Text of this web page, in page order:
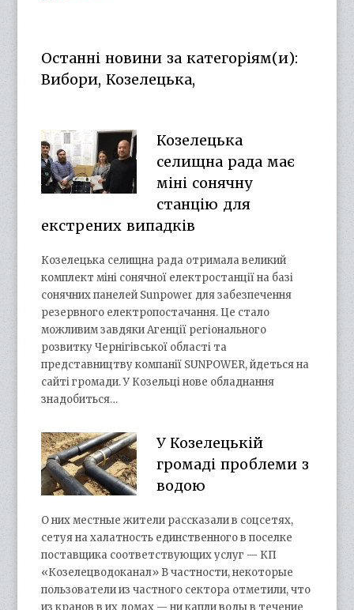
YouTube
Останні новини за категоріям(и):
Вибори, Козелецька,
Козелецька
селищна рада має
міні сонячну
станцію для
екстрених випадків
Козелецька селищна рада отримала великий
комплект міні сонячної електростанції на базі
сонячних панелей Sunpower для забезпечення
резервного електропостачання. Це стало
можливим завдяки Агенції регіонального
розвитку Чернігівської області та
представництву компанії SUNPOWER, йдеться на
сайті громади. У Козельці нове обладнання
знадобиться…
У Козелецькій
громаді проблеми з
водою
О них местные жители рассказали в соцсетях,
сетуя на халатность единственного в поселке
поставщика соответствующих услуг — КП
«Козелецводоканал» В частности, некоторые
пользователи из частного сектора отметили, что